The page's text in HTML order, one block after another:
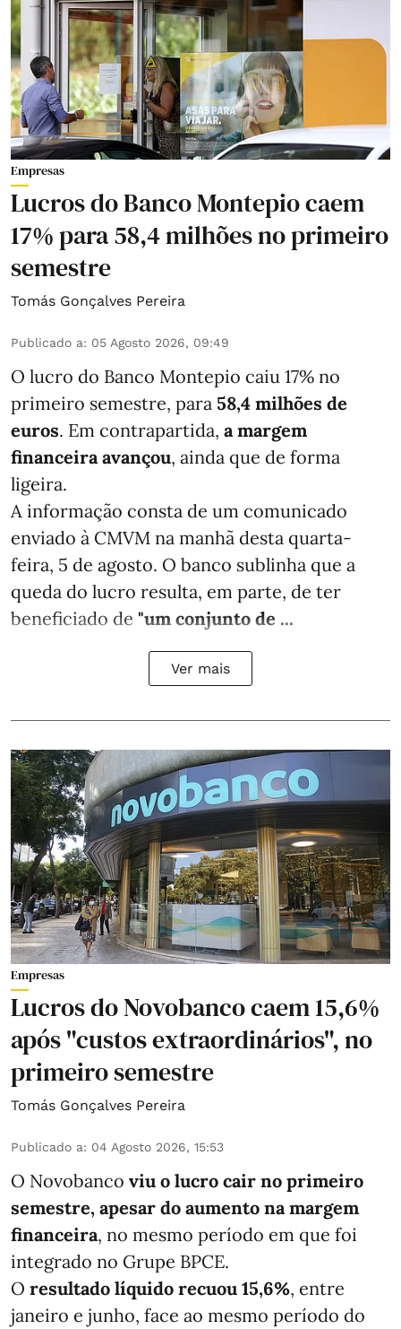
Empresas
Lucros do Banco Montepio caem
17% para 58,4 milhões no primeiro
semestre
Tomás Gonçalves Pereira
Publicado a: 05 Agosto 2026, 09:49
O lucro do Banco Montepio caiu 17% no
primeiro semestre, para 58,4 milhões de
euros. Em contrapartida, a margem
financeira avançou, ainda que de forma
ligeira.
A informação consta de um comunicado
enviado à CMVM na manhã desta quarta-
feira, 5 de agosto. O banco sublinha que a
queda do lucro resulta, em parte, de ter
beneficiado de "um conjunto de ...
Ver mais
Empresas
Lucros do Novobanco caem 15,6%
após "custos extraordinários", no
primeiro semestre
Tomás Gonçalves Pereira
Publicado a: 04 Agosto 2026, 15:53
O Novobanco viu o lucro cair no primeiro
semestre, apesar do aumento na margem
financeira, no mesmo período em que foi
integrado no Grupe BPCE.
O resultado líquido recuou 15,6%, entre
janeiro e junho, face ao mesmo período do